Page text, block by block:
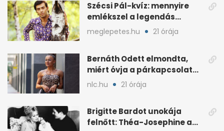
Szécsi Pál-kvíz: mennyire
emlékszel a legendás
énekes történetére?
meglepetes.hu 21 órája
Bernáth Odett elmondta,
miért óvja a párkapcsolatát
a nyilvánosságtól
nlc.hu 21 órája
Brigitte Bardot unokája
felnőtt: Théa-Josephine a